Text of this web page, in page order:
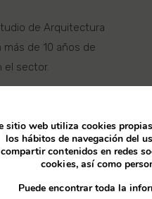
de Arquitectura
de 10 años de
el sector.
sitio web utiliza cookies
los hábitos de navegación del
compartir contenidos en redes
cookies, así como
Puede encontrar toda la